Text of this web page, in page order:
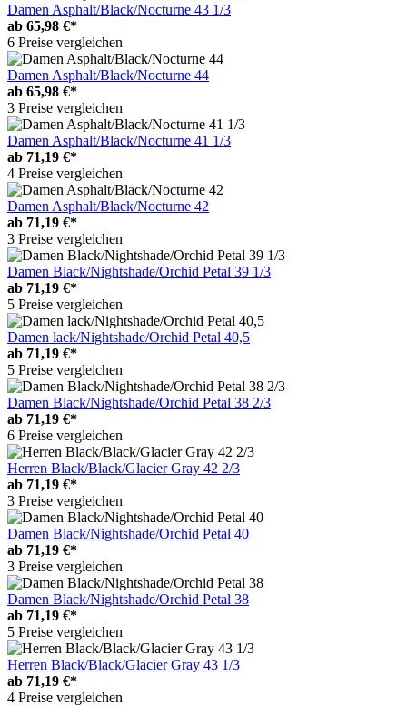
Damen Asphalt/Black/Nocturne 43 1/3
ab 65,98 €*
6 Preise vergleichen
Damen Asphalt/Black/Nocturne 44
ab 65,98 €*
3 Preise vergleichen
Damen Asphalt/Black/Nocturne 41 1/3
ab 71,19 €*
4 Preise vergleichen
Damen Asphalt/Black/Nocturne 42
ab 71,19 €*
3 Preise vergleichen
Damen Black/Nightshade/Orchid Petal 39 1/3
ab 71,19 €*
5 Preise vergleichen
Damen lack/Nightshade/Orchid Petal 40,5
ab 71,19 €*
5 Preise vergleichen
Damen Black/Nightshade/Orchid Petal 38 2/3
ab 71,19 €*
6 Preise vergleichen
Herren Black/Black/Glacier Gray 42 2/3
ab 71,19 €*
3 Preise vergleichen
Damen Black/Nightshade/Orchid Petal 40
ab 71,19 €*
3 Preise vergleichen
Damen Black/Nightshade/Orchid Petal 38
ab 71,19 €*
5 Preise vergleichen
Herren Black/Black/Glacier Gray 43 1/3
ab 71,19 €*
4 Preise vergleichen